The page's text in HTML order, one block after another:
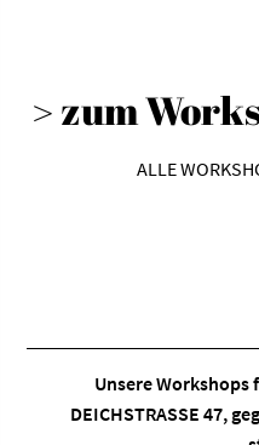
> zum
ALLE
Unsere
DEICHSTRASSE 47,